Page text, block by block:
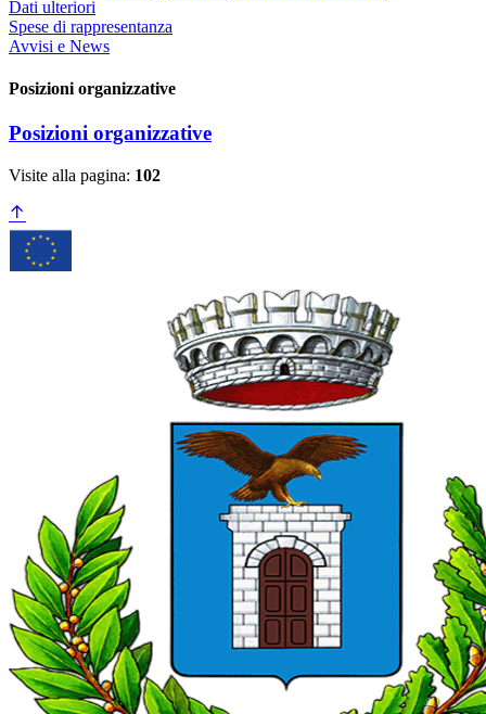
Dati ulteriori
Spese di rappresentanza
Avvisi e News
Posizioni organizzative
Posizioni organizzative
Visite alla pagina: 102